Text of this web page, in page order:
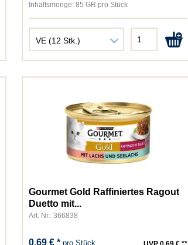
Inhaltsmenge:85 GR pro Stück
Gourmet Gold Raffiniertes Ragout
Duetto mit...
Art. Nr.: 366838
0,69 € * pro Stück